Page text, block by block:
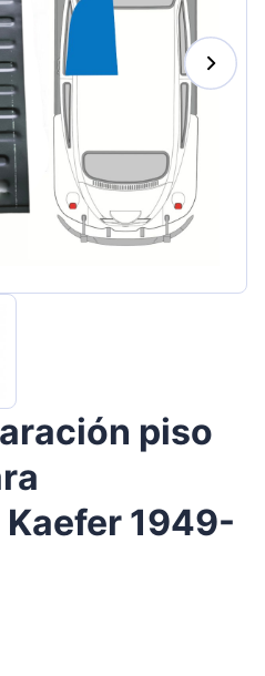
Magyar
Lietuvių
Hrvatski
Português
Slovenian
Latvian
Slovenčina
piso
1949-